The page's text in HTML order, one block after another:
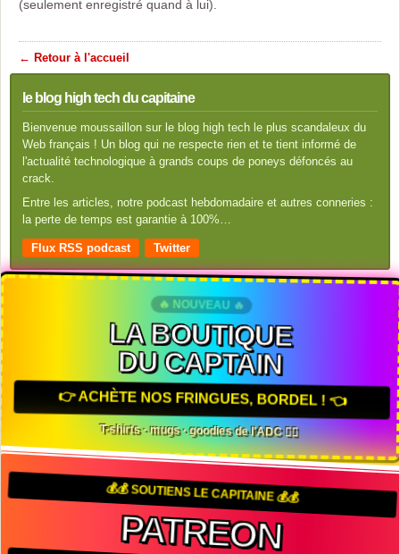
(seulement enregistré quand à lui).
← Retour à l'accueil
le blog high tech du capitaine
Bienvenue moussaillon sur le blog high tech le plus scandaleux du
Web français ! Un blog qui ne respecte rien et te tient informé de
l'actualité technologique à grands coups de poneys défoncés au
crack.
Entre les articles, notre podcast hebdomadaire et autres conneries :
la perte de temps est garantie à 100%…
Flux RSS podcast Twitter
🔥 NOUVEAU 🔥
LA BOUTIQUE
DU CAPTAIN
👉 ACHÈTE NOS FRINGUES, BORDEL ! 👈
T-shirts · mugs · goodies de l'ADC 🏴‍☠️
💰💰 SOUTIENS LE CAPITAINE 💰💰
PATREON